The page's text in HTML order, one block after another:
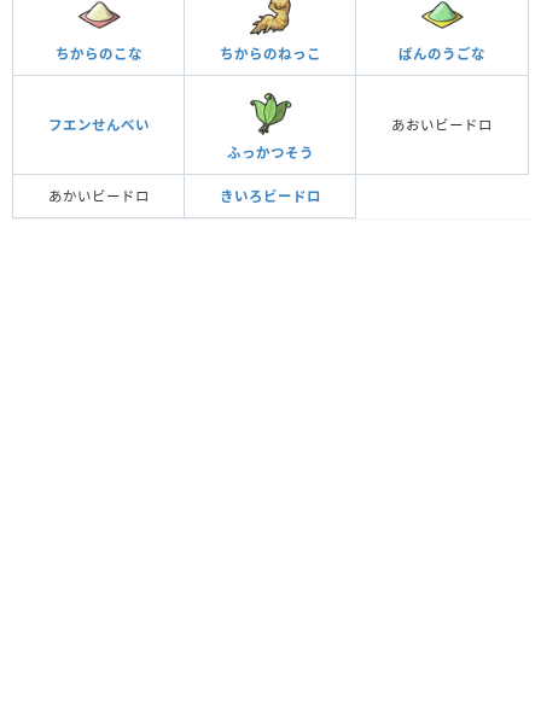
ちからのこな ちからのねっこ ばんのうごな
フエンせんべい
ふっかつそう
あおいビードロ
あかいビードロ きいろビードロ